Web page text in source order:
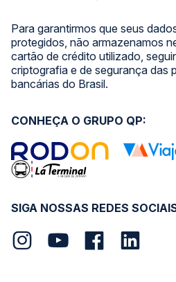
Para garantirmos que seus
protegidos, não armazenamos
cartão de crédito utilizado,
criptografia e de segurança das
bancárias do Brasil.
SIGA NOSSAS REDES
CONHEÇA O GRUPO QP: